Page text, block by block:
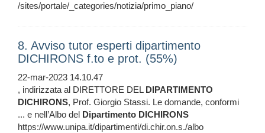
/sites/portale/_categories/notizia/primo_piano/
8. Avviso tutor esperti dipartimento
DICHIRONS f.to e prot. (55%)
22-mar-2023 14.10.47
, indirizzata al DIRETTORE DEL DIPARTIMENTO
DICHIRONS, Prof. Giorgio Stassi. Le domande, conformi
... e nell’Albo del Dipartimento DICHIRONS
https://www.unipa.it/dipartimenti/di.chir.on.s./albo